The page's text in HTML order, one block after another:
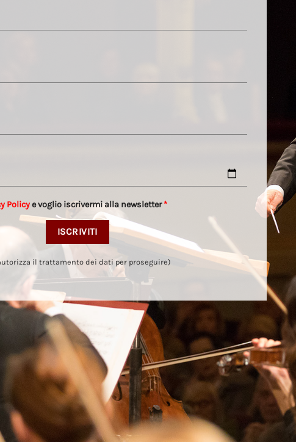
Policye voglio iscrivermi alla newsletter*
il trattamento dei dati per proseguire)